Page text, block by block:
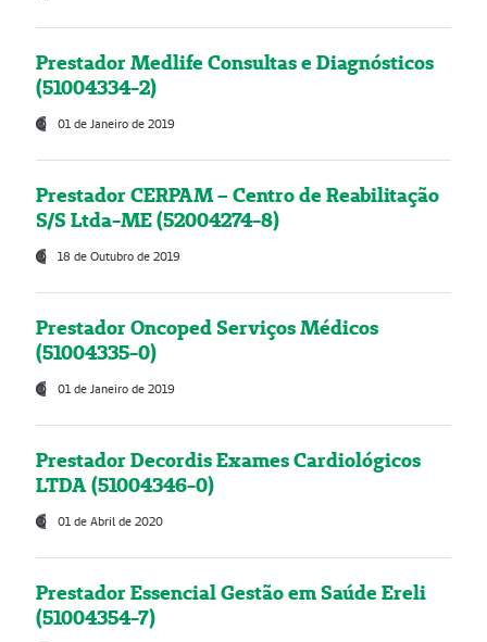
Prestador Medlife Consultas e Diagnósticos
(51004334-2)
01 de Janeiro de 2019
Prestador CERPAM – Centro de Reabilitação
S/S Ltda-ME (52004274-8)
18 de Outubro de 2019
Prestador Oncoped Serviços Médicos
(51004335-0)
01 de Janeiro de 2019
Prestador Decordis Exames Cardiológicos
LTDA (51004346-0)
01 de Abril de 2020
Prestador Essencial Gestão em Saúde Ereli
(51004354-7)